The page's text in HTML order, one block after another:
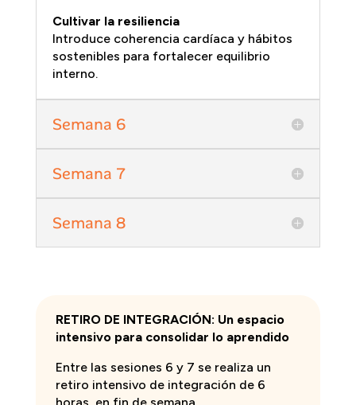
Cultivar la resiliencia
Introduce coherencia cardíaca y hábitos
sostenibles para fortalecer equilibrio
interno.
Semana 6
Semana 7
Semana 8
RETIRO DE INTEGRACIÓN: Un espacio
intensivo para consolidar lo aprendido
Entre las sesiones 6 y 7 se realiza un
retiro intensivo de integración de 6
horas, en fin de semana.